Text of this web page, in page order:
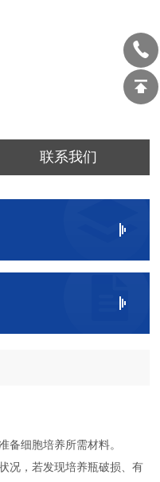
联系我们
备细胞培养所需材料。
况，若发现培养瓶破损、有